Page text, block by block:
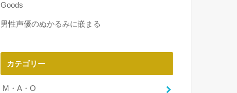
Goods
男性声優のぬかるみに嵌まる
カテゴリー
M・A・O